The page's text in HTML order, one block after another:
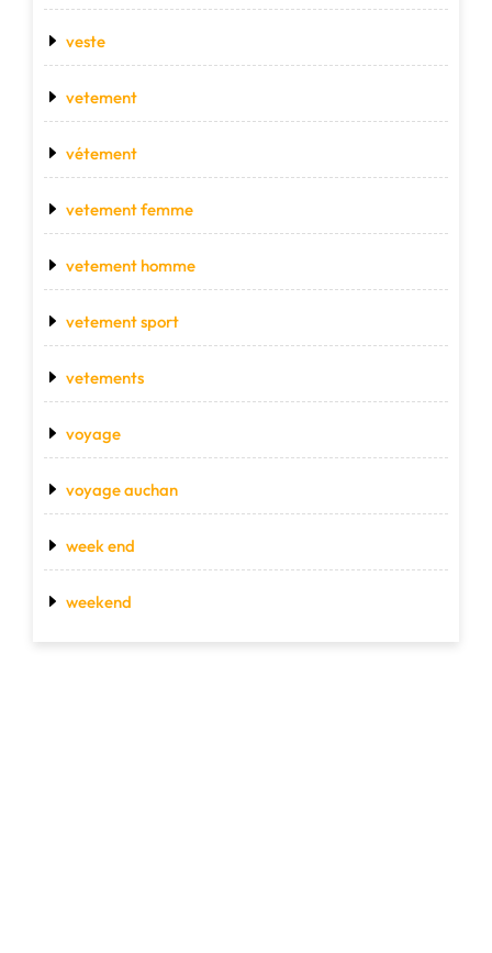
veste
vetement
vétement
vetement femme
vetement homme
vetement sport
vetements
voyage
voyage auchan
week end
weekend